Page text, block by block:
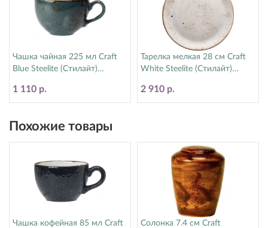
Чашка чайная 225 мл Craft
Blue Steelite (Стилайт)
1 110 р.
Тарелка мелкая 28 см Craft
White Steelite (Стилайт)
2 910 р.
Похожие товары
Чашка кофейная 85 мл Craft
Солонка 7.4 см Craft